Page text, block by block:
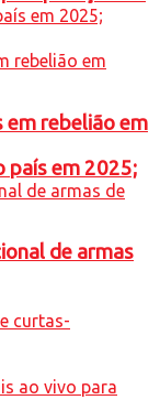
país em 2025;
em rebelião em
de armas